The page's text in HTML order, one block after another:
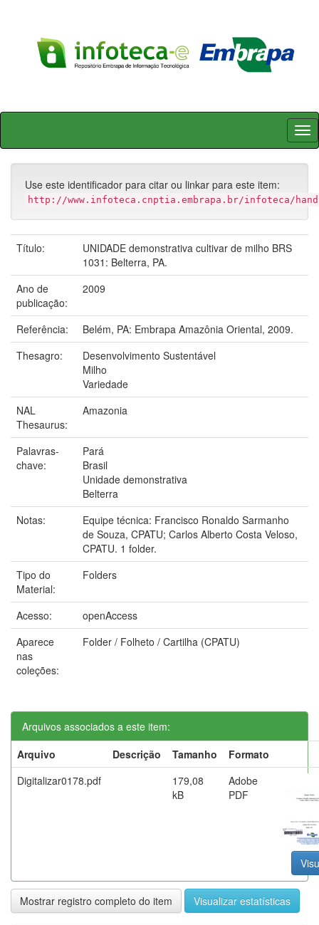
Skip
Use este identificador para citar ou linkar para este item:
http://www.infoteca.cnptia.embrapa.br/infoteca/
Título:
UNIDADE demonstrativa cultivar de milho BRS
1031: Belterra, PA.
Ano de
publicação:
2009
Referência:
Belém, PA: Embrapa Amazônia Oriental, 2009.
Thesagro:
Desenvolvimento Sustentável
Milho
Variedade
NAL
Thesaurus:
Amazonia
Palavras-
chave:
Pará
Brasil
Unidade demonstrativa
Belterra
Notas:
Equipe técnica: Francisco Ronaldo Sarmanho
de Souza, CPATU; Carlos Alberto Costa Veloso,
CPATU. 1 folder.
Tipo do
Material:
Folders
Acesso:
openAccess
Aparece
nas
coleções:
Folder / Folheto / Cartilha (CPATU)
Arquivos associados a este item:
Arquivo
Descrição Tamanho
Formato
Digitalizar0178.pdf
179,08
kB
Adobe
PDF
Mostrar registro completo do item Visualizar estatísticas